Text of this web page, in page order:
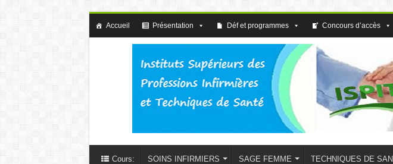
Accueil Présentation Déf et programmes Concours d’accès
Cours: SOINS INFIRMIERS SAGE FEMME TECHNIQUES DE